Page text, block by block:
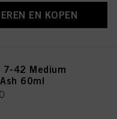
EN KOPEN
7-42 Medium
60ml